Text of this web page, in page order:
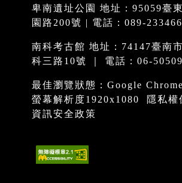
卑南遺址公園 地址：95059臺
園路200號 | 電話：089-233466
南科考古館 地址：74147臺南
科三路10號 ｜ 電話：06-
最佳瀏覽狀態：Google
螢幕解析度1920x1080
隱私權
資訊安全政策